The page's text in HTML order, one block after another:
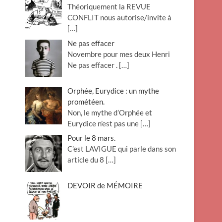
n
Théoriquement la REVUE
CONFLIT nous autorise/invite à
[…]
Ne pas effacer
Novembre pour mes deux Henri
Ne pas effacer . […]
Orphée, Eurydice : un mythe
prométéen.
Non, le mythe d’Orphée et
Eurydice n’est pas une […]
Pour le 8 mars.
C’est LAVIGUE qui parle dans son
article du 8 […]
DEVOIR de MÉMOIRE